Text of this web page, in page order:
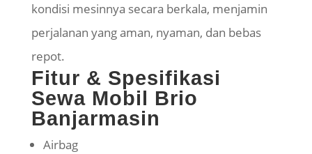
kondisi mesinnya secara berkala, menjamin
perjalanan yang aman, nyaman, dan bebas
repot.
Fitur & Spesifikasi
Sewa Mobil Brio
Banjarmasin
Airbag